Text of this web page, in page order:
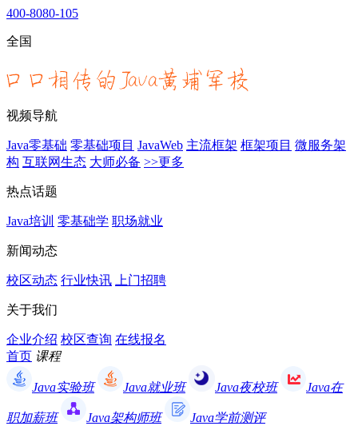
400-8080-105
全国
视频导航
Java零基础 零基础项目 JavaWeb 主流框架 框架项目 微服务架
构 互联网生态 大师必备 >>更多
热点话题
Java培训 零基础学 职场就业
新闻动态
校区动态 行业快讯 上门招聘
关于我们
企业介绍 校区查询 在线报名
首页 课程
Java实验班 Java就业班 Java夜校班 Java在
职加薪班 Java架构师班
Java学前测评